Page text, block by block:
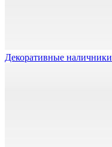
Декоративные наличники